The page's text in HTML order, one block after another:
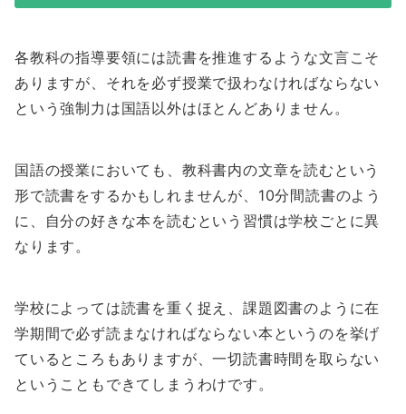
各教科の指導要領には読書を推進するような文言こそ
ありますが、それを必ず授業で扱わなければならない
という強制力は国語以外はほとんどありません。
国語の授業においても、教科書内の文章を読むという
形で読書をするかもしれませんが、10分間読書のよう
に、自分の好きな本を読むという習慣は学校ごとに異
なります。
学校によっては読書を重く捉え、課題図書のように在
学期間で必ず読まなければならない本というのを挙げ
ているところもありますが、一切読書時間を取らない
ということもできてしまうわけです。